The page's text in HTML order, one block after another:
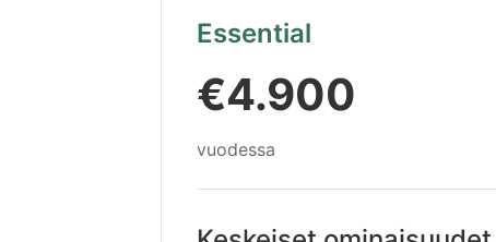
Essential
€4.900
vuodessa